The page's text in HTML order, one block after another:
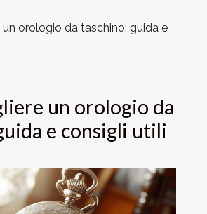
orologio da taschino: guida e
un orologio da
e consigli utili